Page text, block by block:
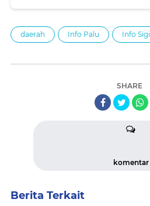
daerah Info Palu Info Sigi
SHARE
komentar
Berita Terkait